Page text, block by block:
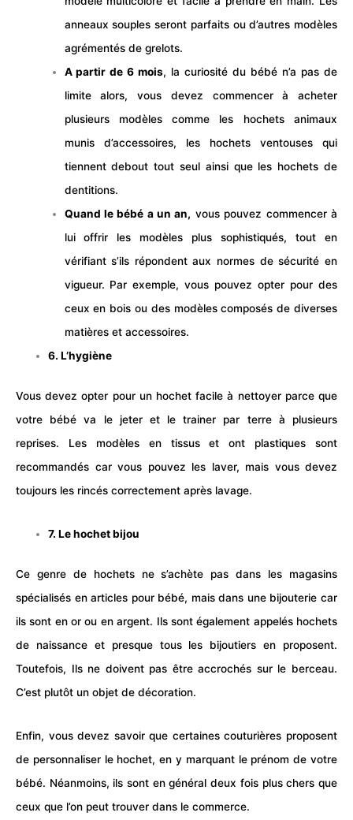
anneaux souples seront parfaits ou d’autres modèles
agrémentés de grelots.
A partir de 6 mois, la curiosité du bébé n’a pas de
limite alors, vous devez commencer à acheter
plusieurs modèles comme les hochets animaux
munis d’accessoires, les hochets ventouses qui
tiennent debout tout seul ainsi que les hochets de
dentitions.
Quand le bébé a un an, vous pouvez commencer à
lui offrir les modèles plus sophistiqués, tout en
vérifiant s’ils répondent aux normes de sécurité en
vigueur. Par exemple, vous pouvez opter pour des
ceux en bois ou des modèles composés de diverses
matières et accessoires.
6. L’hygiène
Vous devez opter pour un hochet facile à nettoyer parce que
votre bébé va le jeter et le trainer par terre à plusieurs
reprises. Les modèles en tissus et ont plastiques sont
recommandés car vous pouvez les laver, mais vous devez
toujours les rincés correctement après lavage.
7. Le hochet bijou
Ce genre de hochets ne s’achète pas dans les magasins
spécialisés en articles pour bébé, mais dans une bijouterie car
ils sont en or ou en argent. Ils sont également appelés hochets
de naissance et presque tous les bijoutiers en proposent.
Toutefois, Ils ne doivent pas être accrochés sur le berceau.
C’est plutôt un objet de décoration.
Enfin, vous devez savoir que certaines couturières proposent
de personnaliser le hochet, en y marquant le prénom de votre
bébé. Néanmoins, ils sont en général deux fois plus chers que
ceux que l’on peut trouver dans le commerce.